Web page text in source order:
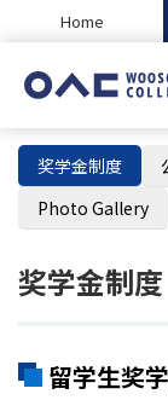
Home
奖学金制度
Photo Gallery
奖学金制度
留学生奖